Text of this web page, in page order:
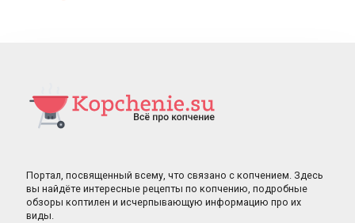
Портал, посвященный всему, что связано с копчением. Здесь
вы найдёте интересные рецепты по копчению, подробные
обзоры коптилен и исчерпывающую информацию про их
виды.